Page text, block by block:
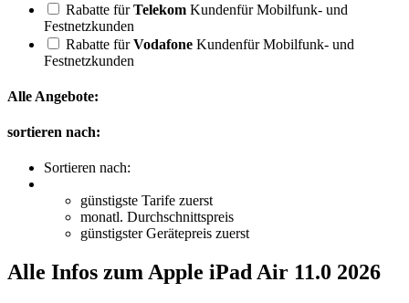
Rabatte fürTelekom Kundenfür Mobilfunk- und
Festnetzkunden
Rabatte fürVodafone Kundenfür Mobilfunk- und
Festnetzkunden
Alle Angebote:
sortieren nach:
Sortieren nach:
günstigste Tarife zuerst
monatl. Durchschnittspreis
günstigster Gerätepreis zuerst
Alle Infos zum Apple iPad Air 11.0 2026